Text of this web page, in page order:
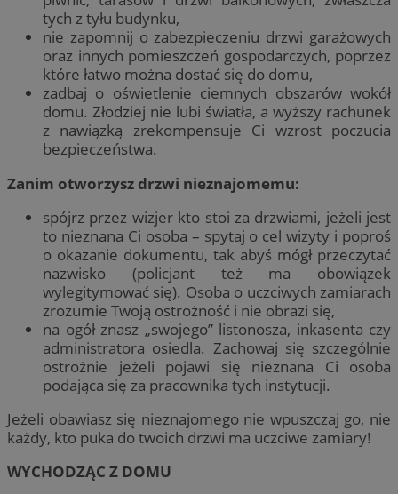
tych z tyłu budynku,
nie zapomnij o zabezpieczeniu drzwi garażowych
oraz innych pomieszczeń gospodarczych, poprzez
które łatwo można dostać się do domu,
zadbaj o oświetlenie ciemnych obszarów wokół
domu. Złodziej nie lubi światła, a wyższy rachunek
z nawiązką zrekompensuje Ci wzrost poczucia
bezpieczeństwa.
Zanim otworzysz drzwi nieznajomemu:
spójrz przez wizjer kto stoi za drzwiami, jeżeli jest
to nieznana Ci osoba – spytaj o cel wizyty i poproś
o okazanie dokumentu, tak abyś mógł przeczytać
nazwisko (policjant też ma obowiązek
wylegitymować się). Osoba o uczciwych zamiarach
zrozumie Twoją ostrożność i nie obrazi się,
na ogół znasz „swojego” listonosza, inkasenta czy
administratora osiedla. Zachowaj się szczególnie
ostrożnie jeżeli pojawi się nieznana Ci osoba
podająca się za pracownika tych instytucji.
Jeżeli obawiasz się nieznajomego nie wpuszczaj go, nie
każdy, kto puka do twoich drzwi ma uczciwe zamiary!
WYCHODZĄC Z DOMU